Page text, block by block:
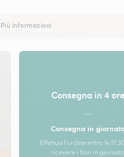
Più informazioni
Consegna in 4
—
Consegna in
Effettua l'ordine entro le
ricevere i fiori in giornata